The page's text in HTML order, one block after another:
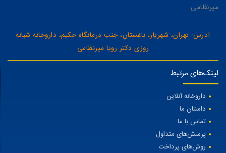
میرنظامی
آدرس: تهران، شهریار، باغستان، جنب درمانگاه حکیم، داروخانه شبانه
روزی دکتر رویا میرنظامی
لینک‌های مرتبط
داروخانه آنلاین
داستان ما
تماس با ما
پرسش‌های متداول
روش‌های پرداخت